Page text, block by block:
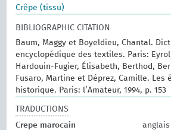
Crêpe (tissu)
BIBLIOGRAPHIC CITATION
Baum, Maggy et Boyeldieu, Chantal.
encyclopédique des textiles. Paris:
Hardouin-Fugier, Élisabeth, Berthod,
Fusaro, Martine et Déprez, Camille.
historique. Paris: l’Amateur, 1994, p. 153
TRADUCTIONS
Crepe marocain
anglais